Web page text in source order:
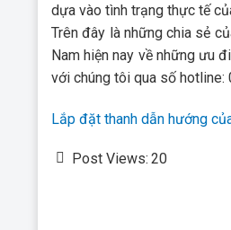
dựa vào tình trạng thực tế
Trên đây là những chia sẻ
Nam hiện nay về những ưu
với chúng tôi qua số hotline:
Lắp đặt thanh dẫn hướng
Post Views: 20